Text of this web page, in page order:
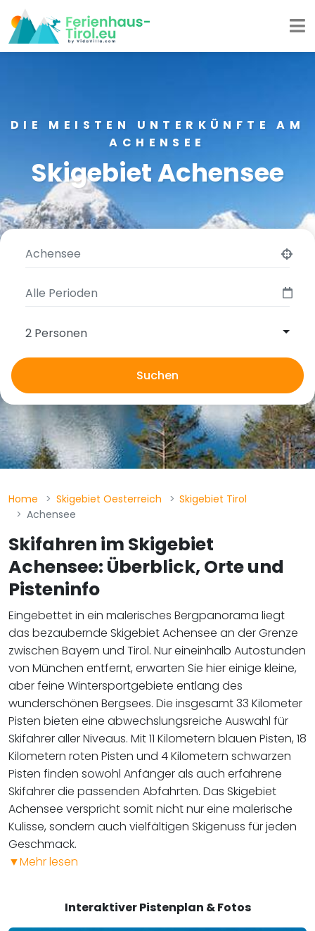
DIE MEISTEN UNTERKÜNFTE AM
ACHENSEE
Skigebiet Achensee
2 Personen
Suchen
Home Skigebiet Oesterreich
Skigebiet Tirol
Achensee
Skifahren im Skigebiet
Achensee: Überblick, Orte und
Pisteninfo
Eingebettet in ein malerisches Bergpanorama liegt
das bezaubernde Skigebiet Achensee an der Grenze
zwischen Bayern und Tirol. Nur eineinhalb Autostunden
von München entfernt, erwarten Sie hier einige kleine,
aber feine Wintersportgebiete entlang des
wunderschönen Bergsees. Die insgesamt 33 Kilometer
Pisten bieten eine abwechslungsreiche Auswahl für
Skifahrer aller Niveaus. Mit 11 Kilometern blauen Pisten, 18
Kilometern roten Pisten und 4 Kilometern schwarzen
Pisten finden sowohl Anfänger als auch erfahrene
Skifahrer die passenden Abfahrten. Das Skigebiet
Achensee verspricht somit nicht nur eine malerische
Kulisse, sondern auch vielfältigen Skigenuss für jeden
Geschmack.​​​​​​​
▼Mehr lesen
Interaktiver Pistenplan & Fotos